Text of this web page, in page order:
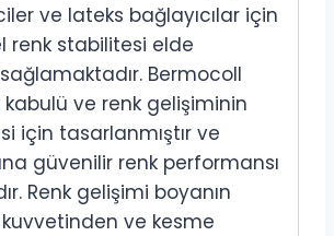
ve lateks bağlayıcılar için
renk stabilitesi elde
Bermocoll
kabulü ve renk gelişiminin
için tasarlanmıştır ve
güvenilir renk performansı
Renk gelişimi boyanın
ve kesme